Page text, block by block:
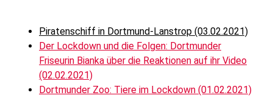
Piratenschiff in Dortmund-Lanstrop (03.02.2021)
Der Lockdown und die Folgen: Dortmunder
Friseurin Bianka über die Reaktionen auf ihr Video
(02.02.2021)
Dortmunder Zoo: Tiere im Lockdown (01.02.2021)